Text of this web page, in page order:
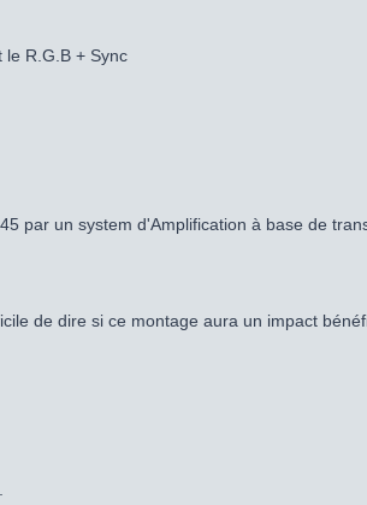
R.G.B + Sync
par un system d'Amplification à base de
de dire si ce montage aura un impact